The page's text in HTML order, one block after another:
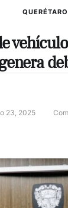
QUERÉTARO
23, 2025